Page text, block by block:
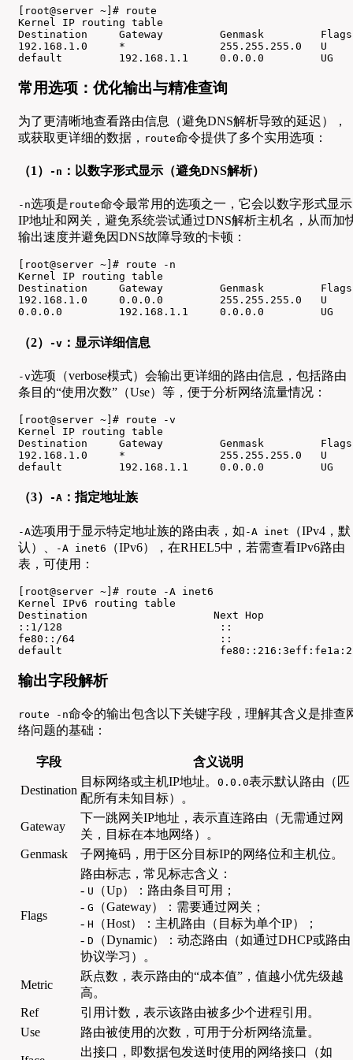
[root@server ~]# route
Kernel IP routing table
Destination     Gateway         Genmask
192.168.1.0     *               255.255.255.0   U
default         192.168.1.1     0.0.0.0         UG
常用选项：优化输出与精准查询
为了更清晰地查看路由信息（避免DNS解析导致的延迟），
或获取更详细的数据， route命令提供了多个实用选项：
（1） -n ：以数字形式显示（避免DNS解析）
-n选项是 route命令最常用的选项之一，它会以数字形式显示
IP地址和网关，避免系统尝试通过DNS解析主机名，从而加
输出速度并避免因DNS故障导致的卡顿：
[root@server ~]# route -n
Kernel IP routing table
Destination     Gateway         Genmask
192.168.1.0     0.0.0.0         255.255.255.0
0.0.0.0         192.168.1.1     0.0.0.0         UG
（2） -v ：显示详细信息
-v选项（verbose模式）会输出更详细的路由信息，包括路由
条目的“使用次数”（Use）等，便于分析网络流量情况：
[root@server ~]# route -v
Kernel IP routing table
Destination     Gateway         Genmask
192.168.1.0     *               255.255.255.0   U
default         192.168.1.1     0.0.0.0         UG
（3） -A ：指定地址族
-A选项用于显示特定地址族的路由表，如 -A inet
（IPv4，默
认）、
-A inet6
（IPv6），在RHEL5中，若需查看IPv6路由
表，可使用：
[root@server ~]# route -A inet6
Kernel IPv6 routing table
Destination                    Next Hop
::1/128                         ::
fe80::/64                       ::
default
输出字段解析
route -n命令的输出包含以下关键字段，理解其含义是排查
络问题的基础：
字段 含义说明
Destination
目标网络或主机IP地址。 0.0.0表示默认路由（匹
配所有未知目标）。
Gateway
下一跳网关IP地址，表示直连路由（无需通过网
关，目标在本地网络）。
Genmask
子网掩码，用于区分目标IP的网络位和主机位。
Flags
路由标志，常见标志含义：
- U
（Up）：路由条目可用；
- G
（Gateway）：需要通过网关；
- H
（Host）：主机路由（目标为单个IP）；
- D
（Dynamic）：动态路由（如通过DHCP或路由
协议学习）。
Metric
跃点数，表示路由的“成本值”，值越小优先级越
高。
Ref
引用计数，表示该路由被多少个进程引用。
Use
路由被使用的次数，可用于分析网络流量。
出接口，即数据包发送时使用的网络接口（如